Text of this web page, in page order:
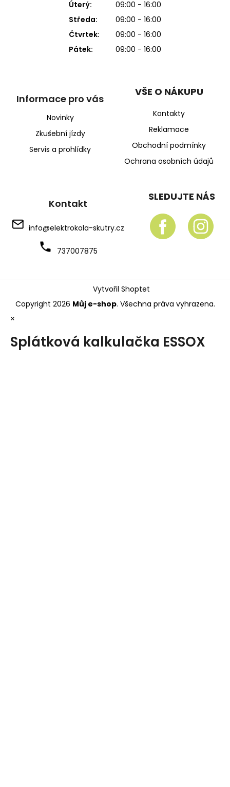
Úterý:
09:00 - 16:00
Středa:
09:00 - 16:00
Čtvrtek:
09:00 - 16:00
Pátek:
09:00 - 16:00
Informace pro vás
Novinky
Zkušební jízdy
Servis a prohlídky
VŠE O NÁKUPU
Kontakty
Reklamace
Obchodní podmínky
Ochrana osobních údajů
Kontakt
info@elektrokola-skutry.cz
737007875
SLEDUJTE NÁS
Vytvořil Shoptet
Copyright 2026 Můj e-shop. Všechna práva vyhrazena.
×
Splátková kalkulačka ESSOX